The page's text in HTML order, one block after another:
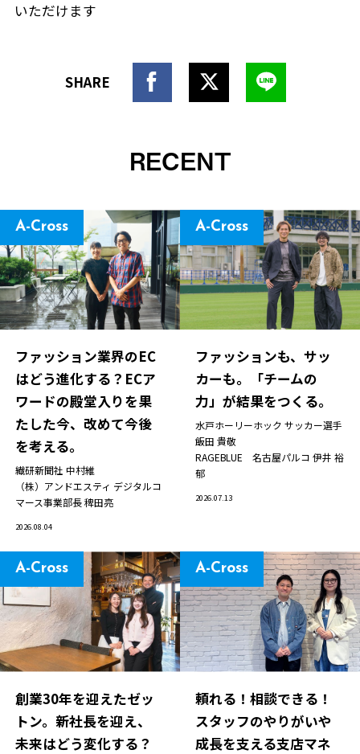
いただけます
RECENT
ファッション業界のEC
はどう進化する？ECア
ワードの殿堂入りを果
たした今、改めて今後
を考える。
A-Cross
繊研新聞社 中村維
（株）アンドエスティ デジタルコ
マース事業部長稗田亮
2026.08.04
ファッションも、サッ
カーも。「チームの
力」が結果をつくる。
A-Cross
水戸ホーリーホック サッカー選手
飯田 貴敬
RAGEBLUE 名古屋パルコ 伊井 裕
郁
2026.07.13
創業30年を迎えたゼッ
トン。新社長を迎え、
未来はどう変化する？
A-Cross
頼れる！相談できる！
スタッフのやりがいや
成長を支える支店マネ
A-Cross